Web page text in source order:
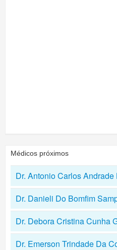
Médicos próximos
Dr. Antonio Carlos
Dr. Danieli Do Bomfim
Dr. Debora Cristina Cunha
Dr. Emerson Trindade Da